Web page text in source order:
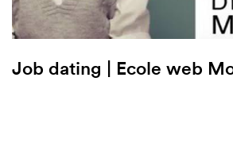
Job dating | Ecole web